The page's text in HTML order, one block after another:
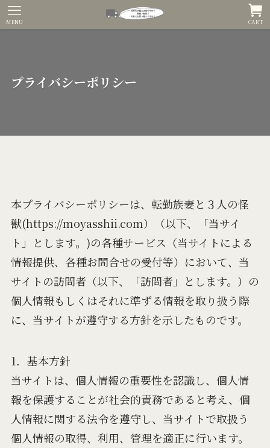
CART
MENU
プライバシーポリシー
本プライバシーポリシーは、転勤族妻と３人の怪
獣(https://moyasshii.com）（以下、「当サイ
ト」とします。)の各種サービス（当サイトによる
情報提供、各種お問合せの受付等）において、当
サイトの訪問者（以下、「訪問者」とします。）の
個人情報もしくはそれに準ずる情報を取り扱う際
に、当サイトが遵守する方針を示したものです。
1．基本方針
当サイトは、個人情報の重要性を認識し、個人情
報を保護することが社会的責務であると考え、個
人情報に関する法令を遵守し、当サイトで取扱う
個人情報の取得、利用、管理を適正に行います。